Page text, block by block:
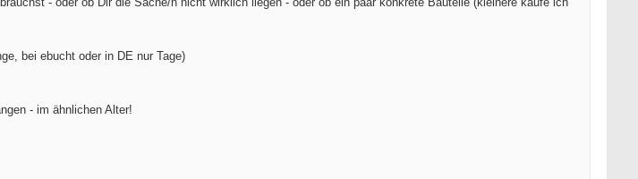
bei ebucht oder in DE nur Tage)
- im ähnlichen Alter!